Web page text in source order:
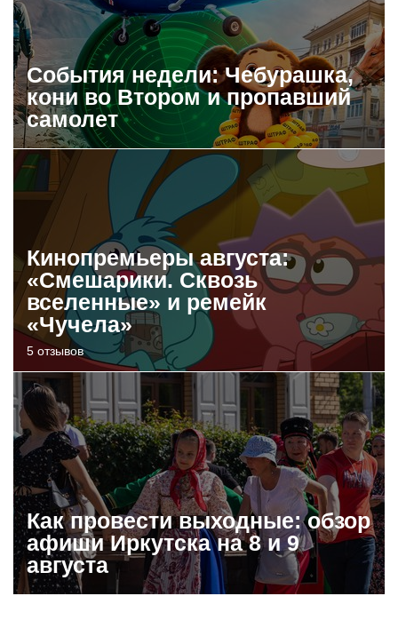
События недели: Чебурашка,
кони во Втором и пропавший
самолет
Кинопремьеры августа:
«Смешарики. Сквозь
вселенные» и ремейк
«Чучела»
5 отзывов
Как провести выходные: обзор
афиши Иркутска на 8 и 9
августа